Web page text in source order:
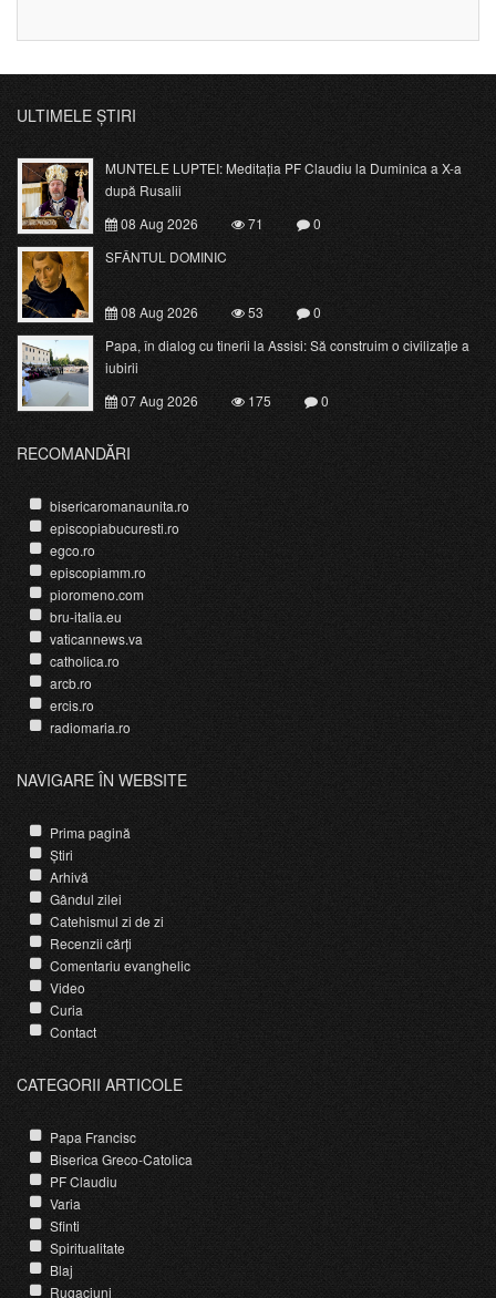
ULTIMELE ȘTIRI
MUNTELE LUPTEI: Meditația PF Claudiu la Duminica a X-a
după Rusalii
08 Aug 2026
71
0
SFÂNTUL DOMINIC
08 Aug 2026 53
0
Papa, în dialog cu tinerii la Assisi: Să construim o civilizație a
iubirii
07 Aug 2026
175 0
RECOMANDĂRI
bisericaromanaunita.ro
episcopiabucuresti.ro
egco.ro
episcopiamm.ro
pioromeno.com
bru-italia.eu
vaticannews.va
catholica.ro
arcb.ro
ercis.ro
radiomaria.ro
NAVIGARE ÎN WEBSITE
Prima pagină
Știri
Arhivă
Gândul zilei
Catehismul zi de zi
Recenzii cărți
Comentariu evanghelic
Video
Curia
Contact
CATEGORII ARTICOLE
Papa Francisc
Biserica Greco-Catolica
PF Claudiu
Varia
Sfinti
Spiritualitate
Blaj
Rugaciuni